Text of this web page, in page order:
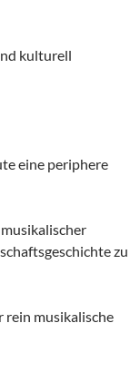
kulturell
eine periphere
zu
rein musikalische